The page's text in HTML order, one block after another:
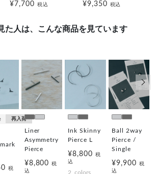
¥7,700 税込 ¥9,350 税込
た人は、こんな商品を見ています
再入荷
税
Liner
Asymmetry
Pierce
¥8,800税
込
Ink Skinny
Pierce L
¥8,800 税
込
2 colors
Ball 2way
Pierce /
Single
¥9,900 税
込